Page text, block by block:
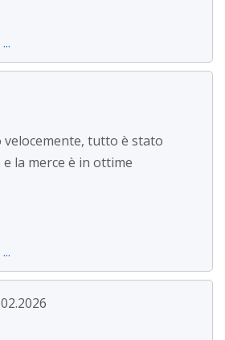
tutto è stato
la merce è in ottime